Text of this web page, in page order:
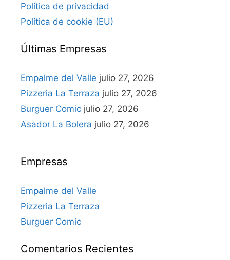
Política de privacidad
Política de cookie (EU)
Últimas Empresas
Empalme del Valle julio 27, 2026
Pizzeria La Terraza julio 27, 2026
Burguer Comic julio 27, 2026
Asador La Bolera julio 27, 2026
Empresas
Empalme del Valle
Pizzeria La Terraza
Burguer Comic
Comentarios Recientes